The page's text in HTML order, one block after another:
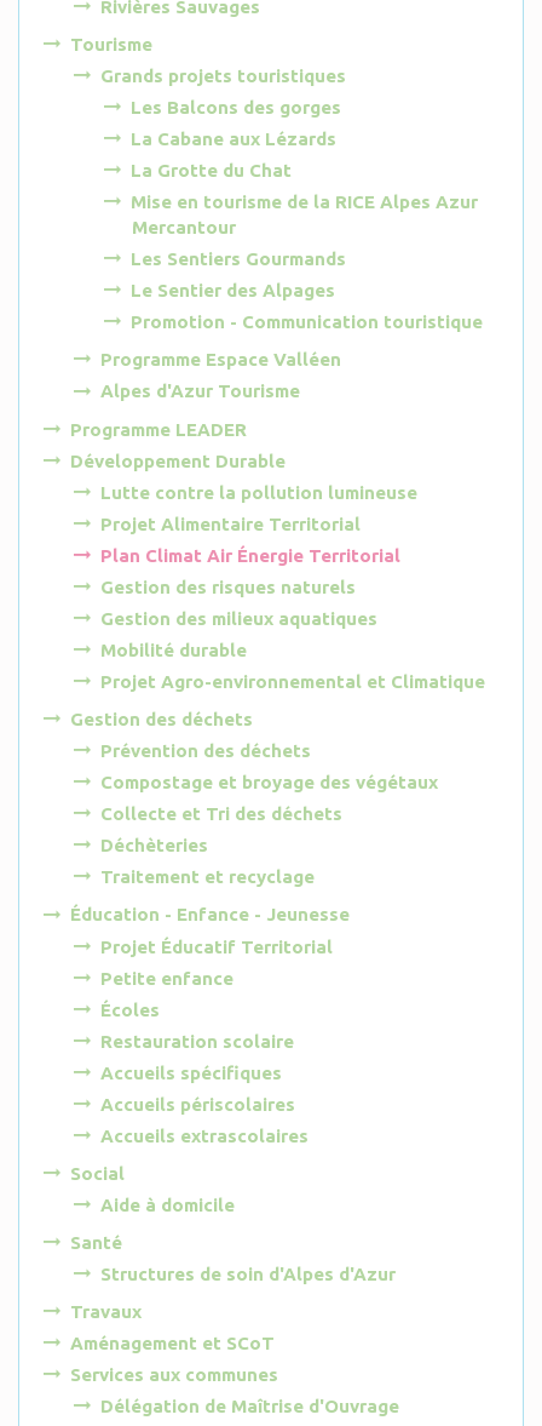
Rivières Sauvages
Tourisme
Grands projets touristiques
Les Balcons des gorges
La Cabane aux Lézards
La Grotte du Chat
Mise en tourisme de la RICE Alpes Azur
Mercantour
Les Sentiers Gourmands
Le Sentier des Alpages
Promotion - Communication touristique
Programme Espace Valléen
Alpes d'Azur Tourisme
Programme LEADER
Développement Durable
Lutte contre la pollution lumineuse
Projet Alimentaire Territorial
Plan Climat Air Énergie Territorial
Gestion des risques naturels
Gestion des milieux aquatiques
Mobilité durable
Projet Agro-environnemental et Climatique
Gestion des déchets
Prévention des déchets
Compostage et broyage des végétaux
Collecte et Tri des déchets
Déchèteries
Traitement et recyclage
Éducation - Enfance - Jeunesse
Projet Éducatif Territorial
Petite enfance
Écoles
Restauration scolaire
Accueils spécifiques
Accueils périscolaires
Accueils extrascolaires
Social
Aide à domicile
Santé
Structures de soin d'Alpes d'Azur
Travaux
Aménagement et SCoT
Services aux communes
Délégation de Maîtrise d'Ouvrage